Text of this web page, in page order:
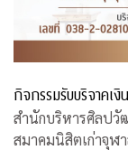
กิจกรรมรับบริจาคเงิ
สำนักบริหารศิลปวั
สมาคมนิสิตเก่าจุฬ